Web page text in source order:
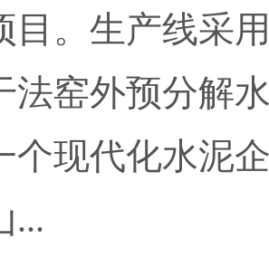
目。生产线采
法窑外预分解
个现代化水泥
...